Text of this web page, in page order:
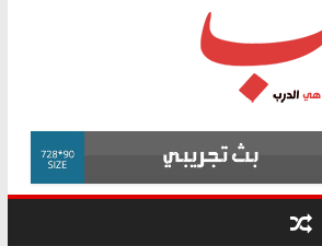
فرحات سليمان يكتب: القطاع الصحي إلى
أين؟
حزب التحالف الشعبي يطلق لجنة “الحق
في الصحة” بالإسكندرية لرصد الانتهاكات
ودعم المرضى
الوزاري لمدينة الصحفيين.. وانتهاء أعمال
إنشاء المبنى الإداري
المجلس القومي لحقوق الإنسان يعلن
متابعة قضية الدكتور محمد زهران.. ويؤكد:
قرينة البراءة وضمانات المحاكمة العادلة